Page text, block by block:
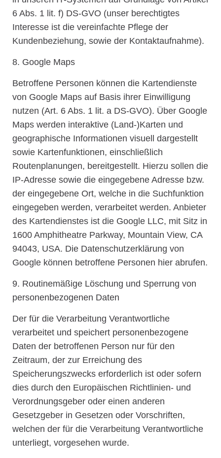
6 Abs. 1 lit. f) DS-GVO (unser berechtigtes
Interesse ist die vereinfachte Pflege der
Kundenbeziehung, sowie der Kontaktaufnahme).
8. Google Maps
Betroffene Personen können die Kartendienste
von Google Maps auf Basis ihrer Einwilligung
nutzen (Art. 6 Abs. 1 lit. a DS-GVO). Über Google
Maps werden interaktive (Land-)Karten und
geographische Informationen visuell dargestellt
sowie Kartenfunktionen, einschließlich
Routenplanungen, bereitgestellt. Hierzu sollen die
IP-Adresse sowie die eingegebene Adresse bzw.
der eingegebene Ort, welche in die Suchfunktion
eingegeben werden, verarbeitet werden. Anbieter
des Kartendienstes ist die Google LLC, mit Sitz in
1600 Amphitheatre Parkway, Mountain View, CA
94043, USA. Die Datenschutzerklärung von
Google können betroffene Personen hier abrufen.
9. Routinemäßige Löschung und Sperrung von
personenbezogenen Daten
Der für die Verarbeitung Verantwortliche
verarbeitet und speichert personenbezogene
Daten der betroffenen Person nur für den
Zeitraum, der zur Erreichung des
Speicherungszwecks erforderlich ist oder sofern
dies durch den Europäischen Richtlinien- und
Verordnungsgeber oder einen anderen
Gesetzgeber in Gesetzen oder Vorschriften,
welchen der für die Verarbeitung Verantwortliche
unterliegt, vorgesehen wurde.